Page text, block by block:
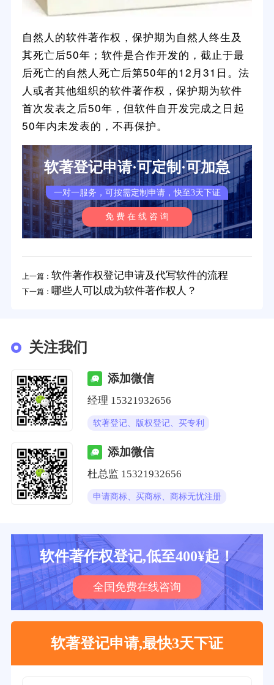
自然人的软件著作权，保护期为自然人终生及
其死亡后50年；软件是合作开发的，截止于最
后死亡的自然人死亡后第50年的12月31日。法
人或者其他组织的软件著作权，保护期为软件
首次发表之后50年，但软件自开发完成之日起
50年内未发表的，不再保护。
软著登记申请·可定制·可加急
一对一服务，可按需定制申请，快至3天下证
免 费 在 线 咨 询
上一篇： 软件著作权登记申请及代写软件的流程
下一篇： 哪些人可以成为软件著作权人？
关注我们
添加微信
经理 15321932656
软著登记、版权登记、买专利
添加微信
杜总监 15321932656
申请商标、买商标、商标无忧注册
软件著作权登记,低至400¥起！
全国免费在线咨询
软著登记申请,最快3天下证